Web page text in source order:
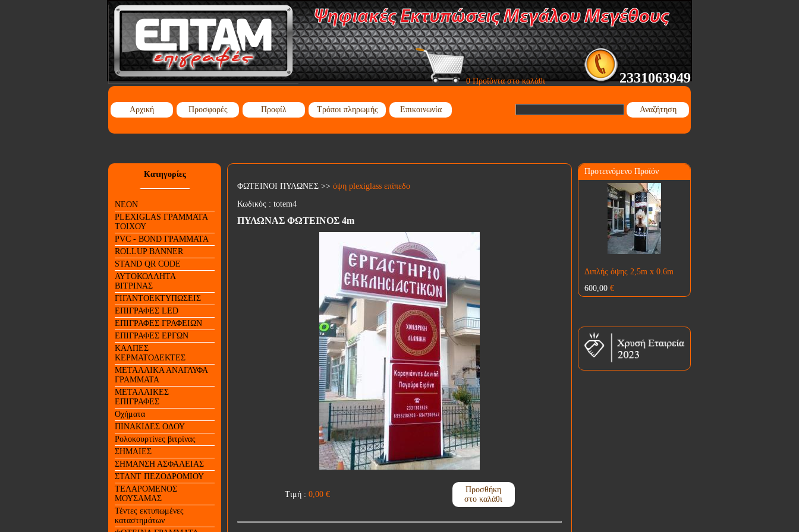
0 Προϊόντα στο καλάθι 2331063949
Αρχική Προσφορές Προφίλ Τρόποι πληρωμής Επικοινωνία Αναζήτηση
Κατηγορίες
NEON
PLEXIGLAS ΓΡΑΜΜΑΤΑ
ΤΟΙΧΟΥ
PVC - BOND ΓΡΑΜΜΑΤΑ
ROLLUP BANNER
STAND QR CODE
ΑΥΤΟΚΟΛΛΗΤΑ
ΒΙΤΡΙΝΑΣ
ΓΙΓΑΝΤΟΕΚΤΥΠΩΣΕΙΣ
ΕΠΙΓΡΑΦΕΣ LED
ΕΠΙΓΡΑΦΕΣ ΓΡΑΦΕΙΩΝ
ΕΠΙΓΡΑΦΕΣ ΕΡΓΩΝ
ΚΑΛΠΕΣ
ΚΕΡΜΑΤΟΔΕΚΤΕΣ
ΜΕΤΑΛΛΙΚΑ ΑΝΑΓΛΥΦΑ
ΓΡΑΜΜΑΤΑ
ΜΕΤΑΛΛΙΚΕΣ
ΕΠΙΓΡΑΦΕΣ
Οχήματα
ΠΙΝΑΚΙΔΕΣ ΟΔΟΥ
Ρολοκουρτίνες βιτρίνας
ΣΗΜΑΙΕΣ
ΣΗΜΑΝΣΗ ΑΣΦΑΛΕΙΑΣ
ΣΤΑΝΤ ΠΕΖΟΔΡΟΜΙΟΥ
ΤΕΛΑΡΟΜΕΝΟΣ
ΜΟΥΣΑΜΑΣ
Τέντες εκτυπωμένες
καταστημάτων
ΦΩΤΕΙΝΟΙ ΠΥΛΩΝΕΣ >> όψη plexiglass επίπεδο
Κωδικός : totem4
ΠΥΛΩΝΑΣ ΦΩΤΕΙΝΟΣ 4m
Τιμή : 0,00 €
Προσθήκη
στο καλάθι
Προτεινόμενο Προϊόν
Διπλής όψης 2,5m x 0.6m
600,00 €